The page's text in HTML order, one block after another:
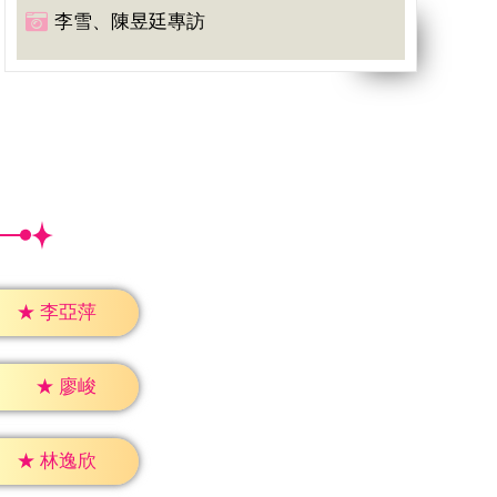
李雪、陳昱廷專訪
★ 李亞萍
★ 廖峻
★ 林逸欣